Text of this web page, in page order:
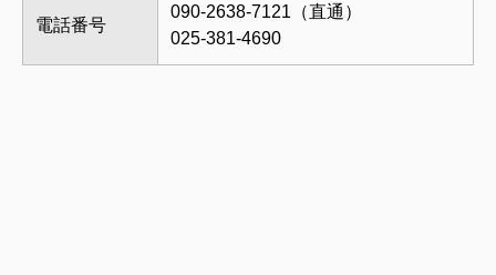
電話番号
090-2638-7121（直通）
025-381-4690